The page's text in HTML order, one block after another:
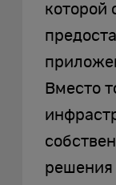
которой
Вместо
решения